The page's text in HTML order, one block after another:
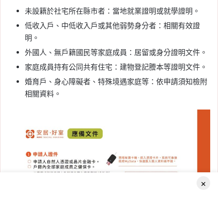
未設籍於社宅所在縣市者：當地就業證明或就學證明。
低收入戶、中低收入戶或其他弱勢身分者：相關有效證
明。
外國人、無戶籍國民等家庭成員：居留或身分證明文件。
家庭成員持有公同共有住宅：建物登記謄本等證明文件。
婚育戶、身心障礙者、特殊境遇家庭等：依申請須知檢附
相關資料。
×